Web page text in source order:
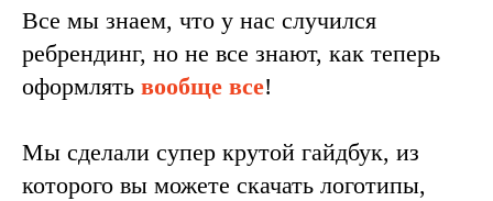
Все мы знаем, что у нас случился
ребрендинг, но не все знают, как теперь
оформлять вообще все!
Мы сделали супер крутой гайдбук, из
которого вы можете скачать логотипы,